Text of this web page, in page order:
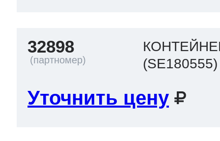
32898
(SE180555)
Уточнить цену